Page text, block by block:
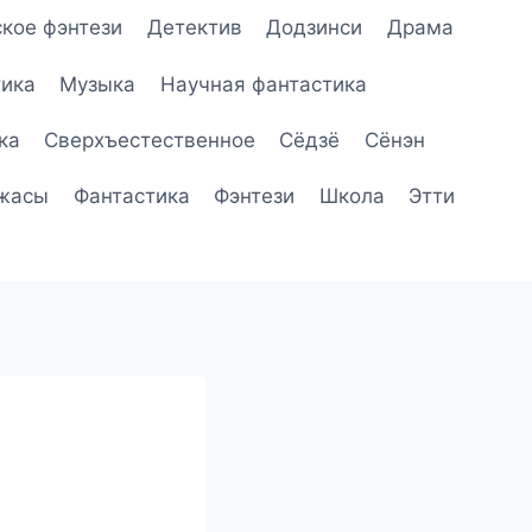
фэнтези Детектив Додзинси Драма
Музыка Научная фантастика
Сверхъестественное Сёдзё Сёнэн
Фантастика Фэнтези Школа Этти